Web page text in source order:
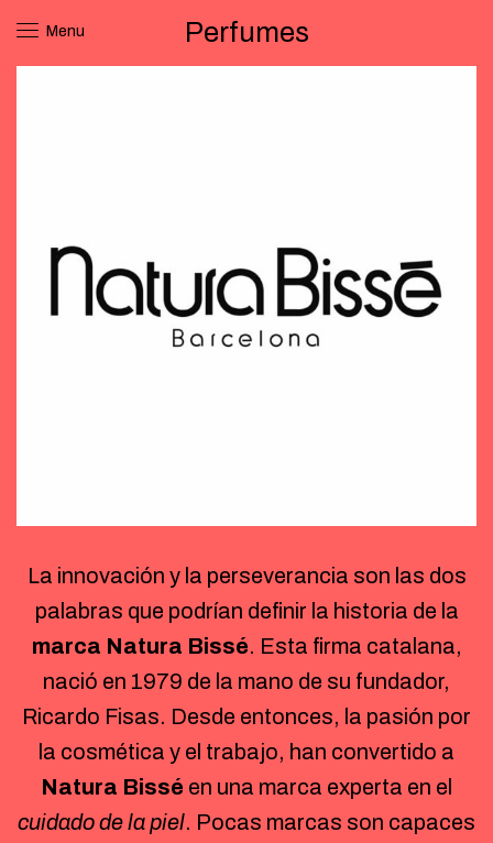
Menu Perfumes
La innovación y la perseverancia son las dos
palabras que podrían definir la historia de la
marca Natura Bissé. Esta firma catalana,
nació en 1979 de la mano de su fundador,
Ricardo Fisas. Desde entonces, la pasión por
la cosmética y el trabajo, han convertido a
Natura Bissé en una marca experta en el
cuidado de la piel. Pocas marcas son capaces